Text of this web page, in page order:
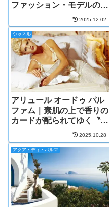
ファッション・モデルの香
2025.12.02
シャネル
アリュール オードゥ パル
ファム｜素肌の上で香りの
カードが配られてゆく〝香
りのタロット占い〟
2025.10.28
アクア・ディ・パルマ